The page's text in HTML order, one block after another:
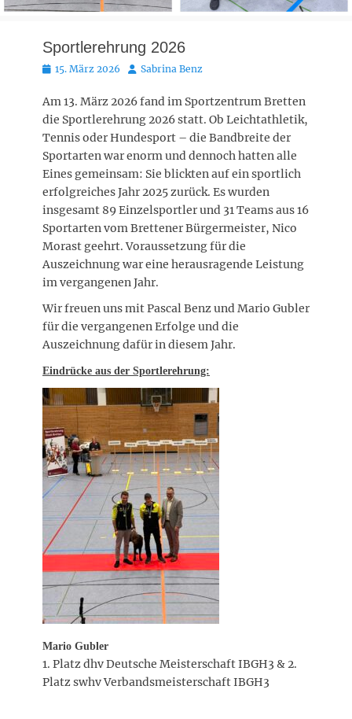
Sportlerehrung 2026
Posted
15. März 2026 AutorSabrina Benz
Am 13. März 2026 fand im Sportzentrum Bretten
die Sportlerehrung 2026 statt. Ob Leichtathletik,
Tennis oder Hundesport – die Bandbreite der
Sportarten war enorm und dennoch hatten alle
Eines gemeinsam: Sie blickten auf ein sportlich
erfolgreiches Jahr 2025 zurück. Es wurden
insgesamt 89 Einzelsportler und 31 Teams aus 16
Sportarten vom Brettener Bürgermeister, Nico
Morast geehrt. Voraussetzung für die
Auszeichnung war eine herausragende Leistung
im vergangenen Jahr.
Wir freuen uns mit Pascal Benz und Mario Gubler
für die vergangenen Erfolge und die
Auszeichnung dafür in diesem Jahr.
Eindrücke aus der Sportlerehrung:
Mario Gubler
1. Platz dhv Deutsche Meisterschaft IBGH3 & 2.
Platz swhv Verbandsmeisterschaft IBGH3